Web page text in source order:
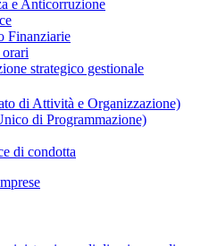
e Anticorruzione
Finanziarie
strategico gestionale
di Attività e Organizzazione)
di Programmazione)
di condotta